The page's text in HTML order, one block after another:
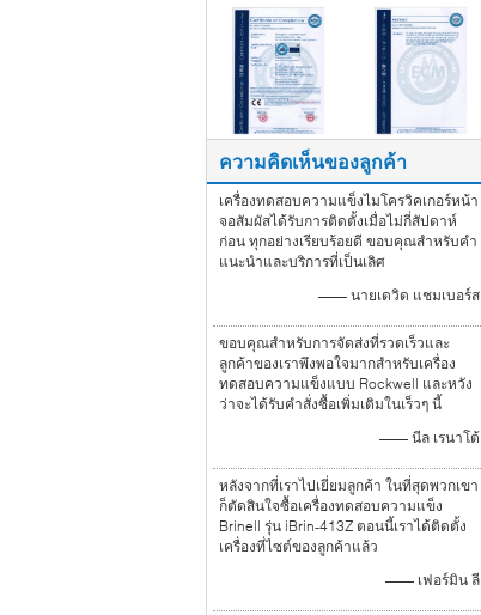
ความคิดเห็นของลูกค้า
เครื่องทดสอบความแข็งไมโครวิคเกอร์หน้า
จอสัมผัสได้รับการติดตั้งเมื่อไม่กี่สัปดาห์
ก่อน ทุกอย่างเรียบร้อยดี ขอบคุณสำหรับคำ
แนะนำและบริการที่เป็นเลิศ
—— นายเดวิด แชมเบอร์ส
ขอบคุณสำหรับการจัดส่งที่รวดเร็วและ
ลูกค้าของเราพึงพอใจมากสำหรับเครื่อง
ทดสอบความแข็งแบบ Rockwell และหวัง
ว่าจะได้รับคำสั่งซื้อเพิ่มเติมในเร็วๆ นี้
—— นีล เรนาโต้
หลังจากที่เราไปเยี่ยมลูกค้า ในที่สุดพวกเขา
ก็ตัดสินใจซื้อเครื่องทดสอบความแข็ง
Brinell รุ่น iBrin-413Z ตอนนี้เราได้ติดตั้ง
เครื่องที่ไซต์ของลูกค้าแล้ว
—— เฟอร์มิน ลี